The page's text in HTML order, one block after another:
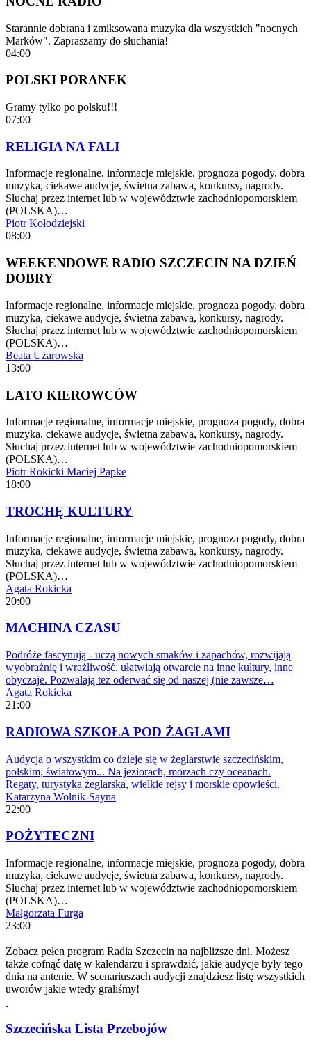
Starannie dobrana i zmiksowana muzyka dla wszystkich "nocnych
Marków". Zapraszamy do słuchania!
04:00
POLSKI PORANEK
Gramy tylko po polsku!!!
07:00
RELIGIA NA FALI
Informacje regionalne, informacje miejskie, prognoza pogody, dobra
muzyka, ciekawe audycje, świetna zabawa, konkursy, nagrody.
Słuchaj przez internet lub w województwie zachodniopomorskiem
(POLSKA)…
Piotr Kołodziejski
08:00
WEEKENDOWE RADIO SZCZECIN NA DZIEŃ
DOBRY
Informacje regionalne, informacje miejskie, prognoza pogody, dobra
muzyka, ciekawe audycje, świetna zabawa, konkursy, nagrody.
Słuchaj przez internet lub w województwie zachodniopomorskiem
(POLSKA)…
Beata Użarowska
13:00
LATO KIEROWCÓW
Informacje regionalne, informacje miejskie, prognoza pogody, dobra
muzyka, ciekawe audycje, świetna zabawa, konkursy, nagrody.
Słuchaj przez internet lub w województwie zachodniopomorskiem
(POLSKA)…
Piotr Rokicki Maciej Papke
18:00
TROCHĘ KULTURY
Informacje regionalne, informacje miejskie, prognoza pogody, dobra
muzyka, ciekawe audycje, świetna zabawa, konkursy, nagrody.
Słuchaj przez internet lub w województwie zachodniopomorskiem
(POLSKA)…
Agata Rokicka
20:00
MACHINA CZASU
Podróże fascynują - uczą nowych smaków i zapachów, rozwijają
wyobraźnię i wrażliwość, ułatwiają otwarcie na inne kultury, inne
obyczaje. Pozwalają też oderwać się od naszej (nie zawsze…
Agata Rokicka
21:00
RADIOWA SZKOŁA POD ŻAGLAMI
Audycja o wszystkim co dzieje się w żeglarstwie szczecińskim,
polskim, światowym... Na jeziorach, morzach czy oceanach.
Regaty, turystyka żeglarska, wielkie rejsy i morskie opowieści.
Katarzyna Wolnik-Sayna
22:00
POŻYTECZNI
Informacje regionalne, informacje miejskie, prognoza pogody, dobra
muzyka, ciekawe audycje, świetna zabawa, konkursy, nagrody.
Słuchaj przez internet lub w województwie zachodniopomorskiem
(POLSKA)…
Małgorzata Furga
23:00
Zobacz pełen program Radia Szczecin na najbliższe dni. Możesz
także cofnąć datę w kalendarzu i sprawdzić, jakie audycje były tego
dnia na antenie. W scenariuszach audycji znajdziesz listę wszystkich
uworów jakie wtedy graliśmy!
Szczecińska Lista Przebojów